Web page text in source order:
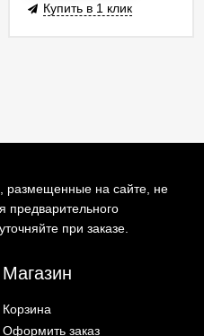
Купить в 1 клик
размещенные на сайте, не
предварительного
при заказе.
Магазин
Корзина
Оформить заказ